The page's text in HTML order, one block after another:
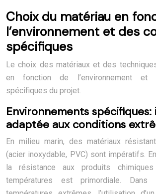
Choix du matériau en
l’environnement et des
spécifiques
Le choix des matériaux et des
en fonction de l’environnement et
spécifiques du projet.
Environnements spécifiques:
adaptée aux conditions
En milieu marin, des matériaux
(acier inoxydable, PVC) sont impératifs.
la résistance aux produits
températures est primordiale.